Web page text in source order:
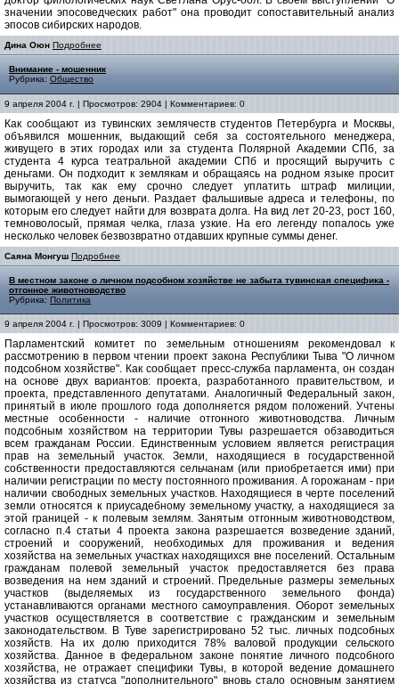
значении эпосоведческих работ" она проводит сопоставительный анализ
эпосов сибирских народов.
Дина Оюн Подробнее
Внимание - мошенник
Рубрика: Общество
9 апреля 2004 г. | Просмотров: 2904 | Комментариев: 0
Как сообщают из тувинских землячеств студентов Петербурга и Москвы,
объявился мошенник, выдающий себя за состоятельного менеджера,
живущего в этих городах или за студента Полярной Академии СПб, за
студента 4 курса театральной академии СПб и просящий выручить с
деньгами. Он подходит к землякам и обращаясь на родном языке просит
выручить, так как ему срочно следует уплатить штраф милиции,
вымогающей у него деньги. Раздает фальшивые адреса и телефоны, по
которым его следует найти для возврата долга. На вид лет 20-23, рост 160,
темноволосый, прямая челка, глаза узкие. На его легенду попалось уже
несколько человек безвозвратно отдавших крупные суммы денег.
Саяна Монгуш Подробнее
В местном законе о личном подсобном хозяйстве не забыта тувинская специфика -
отгонное животноводство
Рубрика: Политика
9 апреля 2004 г. | Просмотров: 3009 | Комментариев: 0
Парламентский комитет по земельным отношениям рекомендовал к
рассмотрению в первом чтении проект закона Республики Тыва "О личном
подсобном хозяйстве". Как сообщает пресс-служба парламента, он создан
на основе двух вариантов: проекта, разработанного правительством, и
проекта, представленного депутатами. Аналогичный Федеральный закон,
принятый в июле прошлого года дополняется рядом положений. Учтены
местные особенности - наличие отгонного животноводства. Личным
подсобным хозяйством на территории Тувы разрешается обзаводиться
всем гражданам России. Единственным условием является регистрация
прав на земельный участок. Земли, находящиеся в государственной
собственности предоставляются сельчанам (или приобретается ими) при
наличии регистрации по месту постоянного проживания. А горожанам - при
наличии свободных земельных участков. Находящиеся в черте поселений
земли относятся к приусадебному земельному участку, а находящиеся за
этой границей - к полевым землям. Занятым отгонным животноводством,
согласно п.4 статьи 4 проекта закона разрешается возведение зданий,
строений и сооружений, необходимых для проживания и ведения
хозяйства на земельных участках находящихся вне поселений. Остальным
гражданам полевой земельный участок предоставляется без права
возведения на нем зданий и строений. Предельные размеры земельных
участков (выделяемых из государственного земельного фонда)
устанавливаются органами местного самоуправления. Оборот земельных
участков осуществляется в соответствие с гражданским и земельным
законодательством. В Туве зарегистрировано 52 тыс. личных подсобных
хозяйств. На их долю приходится 78% валовой продукции сельского
хозяйства. Данное в федеральном законе понятие личного подсобного
хозяйства, не отражает специфики Тувы, в которой ведение домашнего
хозяйства из статуса "дополнительного" вновь стало основным занятием